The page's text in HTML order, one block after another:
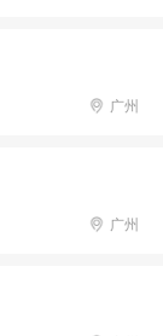
广州
广州